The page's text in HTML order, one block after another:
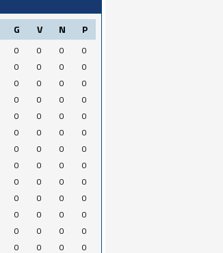
G V N P
0 0 0
0
0 0 0
0
0 0 0
0
0 0 0
0
0 0 0
0
0 0 0
0
0 0 0
0
0 0 0
0
0 0 0
0
0 0 0
0
0 0 0
0
0 0 0
0
0 0 0 0